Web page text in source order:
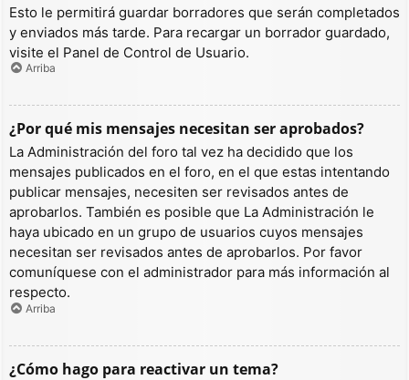
Esto le permitirá guardar borradores que serán completados
y enviados más tarde. Para recargar un borrador guardado,
visite el Panel de Control de Usuario.
Arriba
¿Por qué mis mensajes necesitan ser aprobados?
La Administración del foro tal vez ha decidido que los
mensajes publicados en el foro, en el que estas intentando
publicar mensajes, necesiten ser revisados antes de
aprobarlos. También es posible que La Administración le
haya ubicado en un grupo de usuarios cuyos mensajes
necesitan ser revisados antes de aprobarlos. Por favor
comuníquese con el administrador para más información al
respecto.
Arriba
¿Cómo hago para reactivar un tema?